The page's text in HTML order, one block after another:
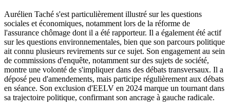
Aurélien Taché s'est particulièrement illustré sur les questions
sociales et économiques, notamment lors de la réforme de
l'assurance chômage dont il a été rapporteur. Il a également été actif
sur les questions environnementales, bien que son parcours politique
ait connu plusieurs revirements sur ce sujet. Son engagement au sein
de commissions d'enquête, notamment sur des sujets de société,
montre une volonté de s'impliquer dans des débats transversaux. Il a
déposé peu d'amendements, mais participe régulièrement aux débats
en séance. Son exclusion d'EELV en 2024 marque un tournant dans
sa trajectoire politique, confirmant son ancrage à gauche radicale.